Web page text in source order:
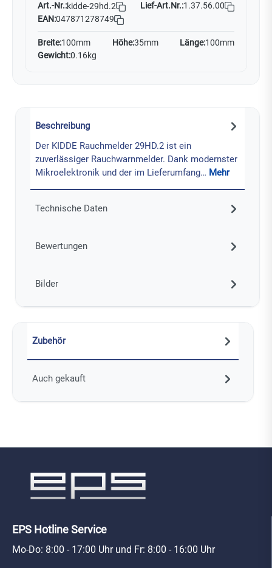
Art.-Nr.:kidde-29hd.2 Lief-Art.Nr.:1.37.56.00
EAN:047871278749
Breite:100mm Höhe:35mm Länge:100mm
Gewicht:0.16kg
Beschreibung
Der KIDDE Rauchmelder 29HD.2 ist ein
zuverlässiger Rauchwarnmelder. Dank modernster
Mikroelektronik und der im Lieferumfang… Mehr
Technische Daten
Bewertungen
Bilder
Zubehör
Auch gekauft
EPS Hotline Service
Mo-Do: 8:00 - 17:00 Uhr und Fr: 8:00 - 16:00 Uhr